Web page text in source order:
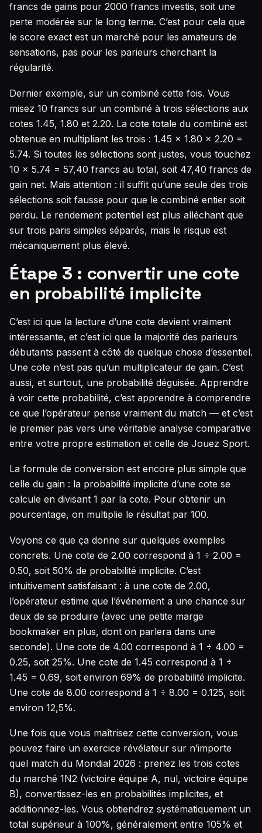
francs de gains pour 2000 francs investis, soit une
perte modérée sur le long terme. C’est pour cela que
le score exact est un marché pour les amateurs de
sensations, pas pour les parieurs cherchant la
régularité.
Dernier exemple, sur un combiné cette fois. Vous
misez 10 francs sur un combiné à trois sélections aux
cotes 1.45, 1.80 et 2.20. La cote totale du combiné est
obtenue en multipliant les trois : 1.45 × 1.80 × 2.20 =
5.74. Si toutes les sélections sont justes, vous touchez
10 × 5.74 = 57,40 francs au total, soit 47,40 francs de
gain net. Mais attention : il suffit qu’une seule des trois
sélections soit fausse pour que le combiné entier soit
perdu. Le rendement potentiel est plus alléchant que
sur trois paris simples séparés, mais le risque est
mécaniquement plus élevé.
Étape 3 : convertir une cote
en probabilité implicite
C’est ici que la lecture d’une cote devient vraiment
intéressante, et c’est ici que la majorité des parieurs
débutants passent à côté de quelque chose d’essentiel.
Une cote n’est pas qu’un multiplicateur de gain. C’est
aussi, et surtout, une probabilité déguisée. Apprendre
à voir cette probabilité, c’est apprendre à comprendre
ce que l’opérateur pense vraiment du match — et c’est
le premier pas vers une véritable analyse comparative
entre votre propre estimation et celle de Jouez Sport.
La formule de conversion est encore plus simple que
celle du gain : la probabilité implicite d’une cote se
calcule en divisant 1 par la cote. Pour obtenir un
pourcentage, on multiplie le résultat par 100.
Voyons ce que ça donne sur quelques exemples
concrets. Une cote de 2.00 correspond à 1 ÷ 2.00 =
0.50, soit 50% de probabilité implicite. C’est
intuitivement satisfaisant : à une cote de 2.00,
l’opérateur estime que l’événement a une chance sur
deux de se produire (avec une petite marge
bookmaker en plus, dont on parlera dans une
seconde). Une cote de 4.00 correspond à 1 ÷ 4.00 =
0.25, soit 25%. Une cote de 1.45 correspond à 1 ÷
1.45 = 0.69, soit environ 69% de probabilité implicite.
Une cote de 8.00 correspond à 1 ÷ 8.00 = 0.125, soit
environ 12,5%.
Une fois que vous maîtrisez cette conversion, vous
pouvez faire un exercice révélateur sur n’importe
quel match du Mondial 2026 : prenez les trois cotes
du marché 1N2 (victoire équipe A, nul, victoire équipe
B), convertissez-les en probabilités implicites, et
additionnez-les. Vous obtiendrez systématiquement un
total supérieur à 100%, généralement entre 105% et